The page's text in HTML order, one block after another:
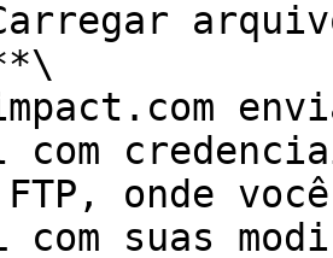
com
onde
com suas